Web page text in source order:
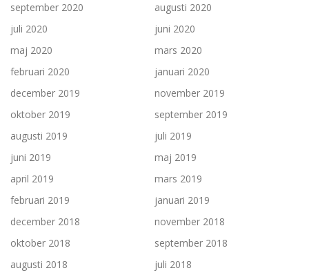
september 2020
augusti 2020
juli 2020
juni 2020
maj 2020
mars 2020
februari 2020
januari 2020
december 2019
november 2019
oktober 2019
september 2019
augusti 2019
juli 2019
juni 2019
maj 2019
april 2019
mars 2019
februari 2019
januari 2019
december 2018
november 2018
oktober 2018
september 2018
augusti 2018
juli 2018